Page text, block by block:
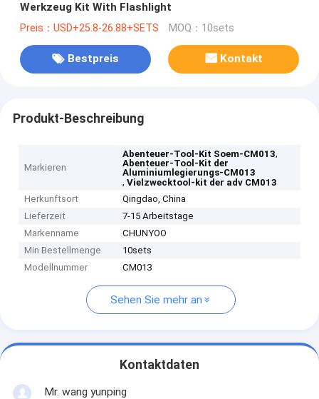
Werkzeug Kit With Flashlight
Preis：USD+25.8-26.88+SETS MOQ：10sets
Bestpreis Kontakt
Produkt-Beschreibung
Markieren
Abenteuer-Tool-Kit Soem-CM013,
Abenteuer-Tool-Kit der
Aluminiumlegierungs-CM013
,Vielzwecktool-kit der adv CM013
Herkunftsort
Qingdao, China
Lieferzeit
7-15 Arbeitstage
Markenname
CHUNYOO
Min Bestellmenge
10sets
Modellnummer
CM013
Sehen Sie mehr an
Kontaktdaten
Mr. wang yunping